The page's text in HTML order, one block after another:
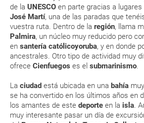
de la UNESCO en parte gracias a lugares
José Martí, una de las paradas que
vuestra ruta. Dentro de la región, llama
Palmira, un núcleo muy reducido pero
en santería católico­yoruba, y en donde
ancestrales. Otro tipo de actividad muy
ofrece Cienfuegos es el submarinismo
La ciudad está ubicada en una bahía
se ha convertido en los últimos años en
los amantes de este deporte en la isla .
muy interesante pasar un día de
Esta documentación te será requerida en el
aérea a la hora de realizar el check-in el día de
MODIFICACIÓN ó CANCELACIÓN
modificar una reserva del viaje?
¿Qué caducidad debe tener mi
a...?